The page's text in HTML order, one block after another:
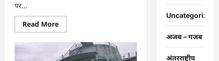
पर...
Read MoreRead
more
CG
अवैध
Uncategorized
अजब – गजब
अंतरराष्ट्रीय